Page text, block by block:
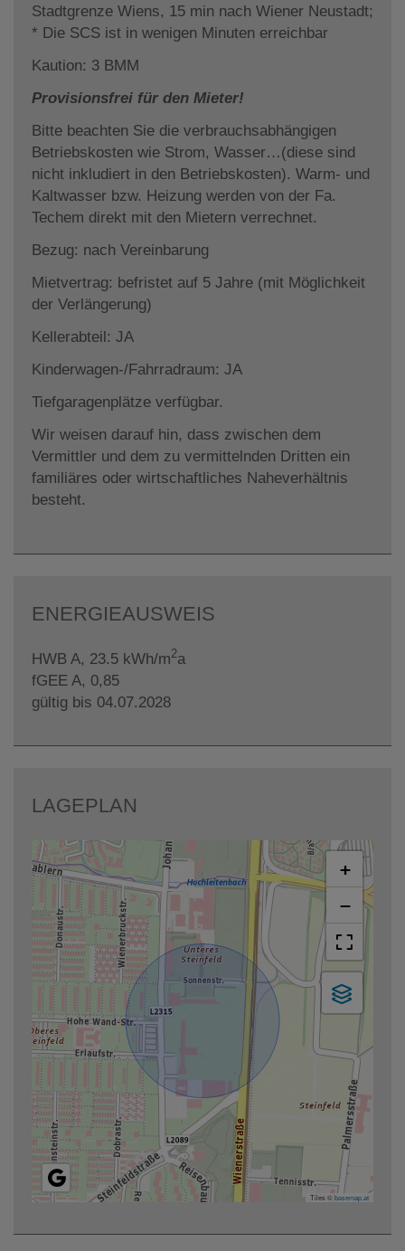
Stadtgrenze Wiens, 15 min nach Wiener Neustadt;
* Die SCS ist in wenigen Minuten erreichbar
Kaution: 3 BMM
Provisionsfrei für den Mieter!
Bitte beachten Sie die verbrauchsabhängigen
Betriebskosten wie Strom, Wasser…(diese sind
nicht inkludiert in den Betriebskosten). Warm- und
Kaltwasser bzw. Heizung werden von der Fa.
Techem direkt mit den Mietern verrechnet.
Bezug: nach Vereinbarung
Mietvertrag: befristet auf 5 Jahre (mit Möglichkeit
der Verlängerung)
Kellerabteil: JA
Kinderwagen-/Fahrradraum: JA
Tiefgaragenplätze verfügbar.
Wir weisen darauf hin, dass zwischen dem
Vermittler und dem zu vermittelnden Dritten ein
familiäres oder wirtschaftliches Naheverhältnis
besteht.
ENERGIEAUSWEIS
HWB A, 23.5 kWh/m2a
fGEE A, 0,85
gültig bis 04.07.2028
LAGEPLAN
+
−
Tiles ©basemap.at